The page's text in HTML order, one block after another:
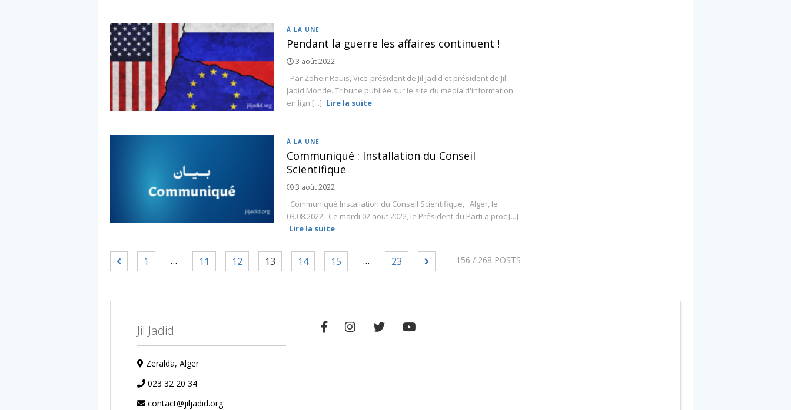
À LA UNE
Pendant la guerre les affaires continuent !
3 août 2022
Par Zoheir Rouis, Vice-président de Jil Jadid et président de Jil
Jadid Monde. Tribune publiée sur le site du média d'information
en lign [...] Lire la suite
À LA UNE
Communiqué : Installation du Conseil
Scientifique
3 août 2022
Communiqué Installation du Conseil Scientifique, Alger, le
03.08.2022 Ce mardi 02 aout 2022, le Président du Parti a proc [...]
Lire la suite
1 … 11 12 13 14 15 … 23 156 / 268 POSTS
Jil Jadid
Zeralda, Alger
023 32 20 34
contact@jiljadid.org